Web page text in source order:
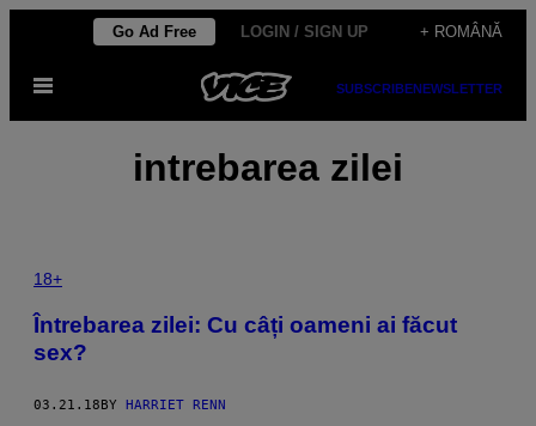
content
Go Ad Free LOGIN / SIGN UP + ROMÂNĂ
Open
SUBSCRIBENEWSLETTER
intrebarea zilei
18+
Întrebarea zilei: Cu câți oameni ai făcut
sex?
03.21.18 BY HARRIET RENN